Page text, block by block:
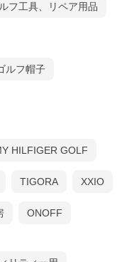
フ工具、リペア用品
ルフ帽子
HILFIGER GOLF
TIGORA XXIO
ONOFF